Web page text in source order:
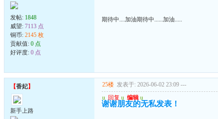
发帖: 1848
威望: 7113 点
铜币: 2145 枚
贡献值: 0 点
好评度: 0 点
期待中....加油期待中......加油.....
【香妃】
新手上路
25楼 发表于: 2026-06-02 23:09 ---
u 回复 u 编辑 u
谢谢朋友的无私发表！